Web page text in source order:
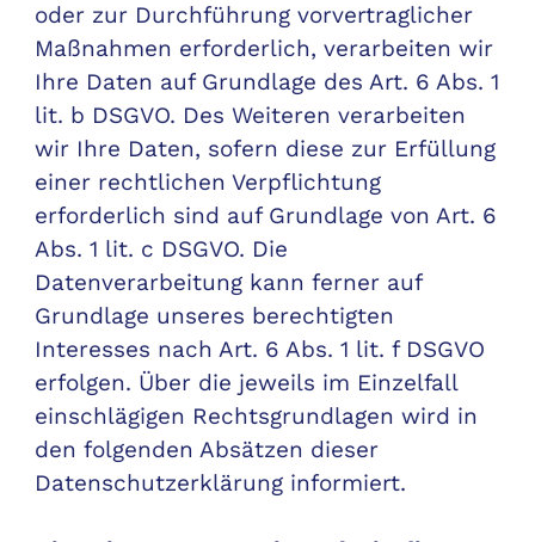
oder zur Durchführung vorvertraglicher
Maßnahmen erforderlich, verarbeiten wir
Ihre Daten auf Grundlage des Art. 6 Abs. 1
lit. b DSGVO. Des Weiteren verarbeiten
wir Ihre Daten, sofern diese zur Erfüllung
einer rechtlichen Verpflichtung
erforderlich sind auf Grundlage von Art. 6
Abs. 1 lit. c DSGVO. Die
Datenverarbeitung kann ferner auf
Grundlage unseres berechtigten
Interesses nach Art. 6 Abs. 1 lit. f DSGVO
erfolgen. Über die jeweils im Einzelfall
einschlägigen Rechtsgrundlagen wird in
den folgenden Absätzen dieser
Datenschutzerklärung informiert.